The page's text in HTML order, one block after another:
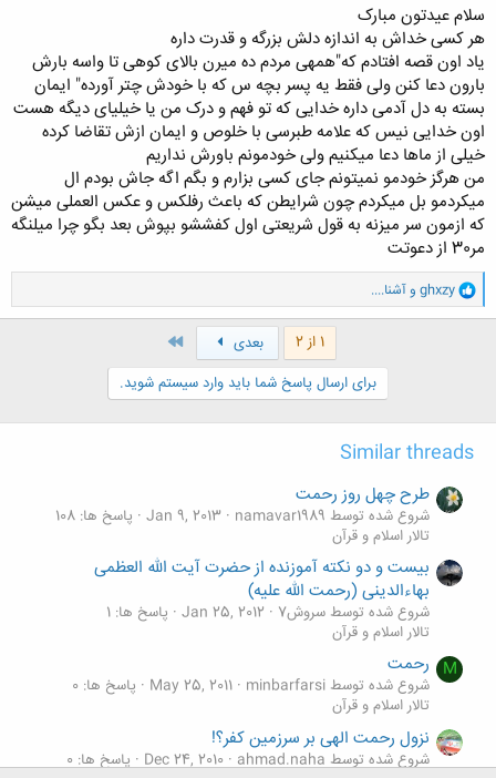
سلام عیدتون مبارک
هر کسی خداش به اندازه دلش بزرگه و قدرت داره
یاد اون قصه افتادم که"همهی مردم ده میرن بالای کوهی تا واسه بارش
بارون دعا کنن ولی فقط یه پسر بچه س که با خودش چتر آورده" ایمان
بسته به دل آدمی داره خدایی که تو فهم و درک من یا خیلیای دیگه هست
اون خدایی نیس که علامه طبرسی با خلوص و ایمان ازش تقاضا کرده
خیلی از ماها دعا میکنیم ولی خودمونم باورش نداریم
من هرگز خودمو نمیتونم جای کسی بزارم و بگم اگه جاش بودم ال
میکردمو بل میکردم چون شرایطن که باعث رفلکس و عکس العملی میشن
که ازمون سر میزنه به قول شریعتی اول کفششو بپوش بعد بگو چرا میلنگه
مر30 از دعوتت
و
ا
ک
ghxzy و آشنا....
1 از 2 بعدی
برای ارسال پاسخ شما باید وارد سیستم شوید.
Similar threads
طرح چهل روز رحمت
شروع شده توسط namavar1989 Jan 9, 2013 پاسخ ها: 108
تالار اسلام و قرآن
بیست و دو نکته آموزنده از حضرت آیت الله العظمی
بهاءالدینی (رحمت الله علیه)
شروع شده توسط سروش7 Jan 25, 2012 پاسخ ها: 1
تالار اسلام و قرآن
M رحمت
شروع شده توسط minbarfarsi May 25, 2011
پاسخ ها: 0
تالار اسلام و قرآن
نزول رحمت الهی بر سرزمین کفر؟!
شروع شده توسط ahmad.naha Dec 24, 2010
پاسخ ها: 0